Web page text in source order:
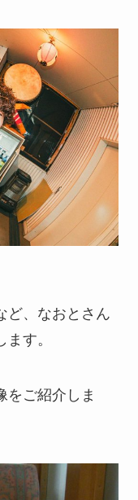
ど、なおとさん
す。
をご紹介しま